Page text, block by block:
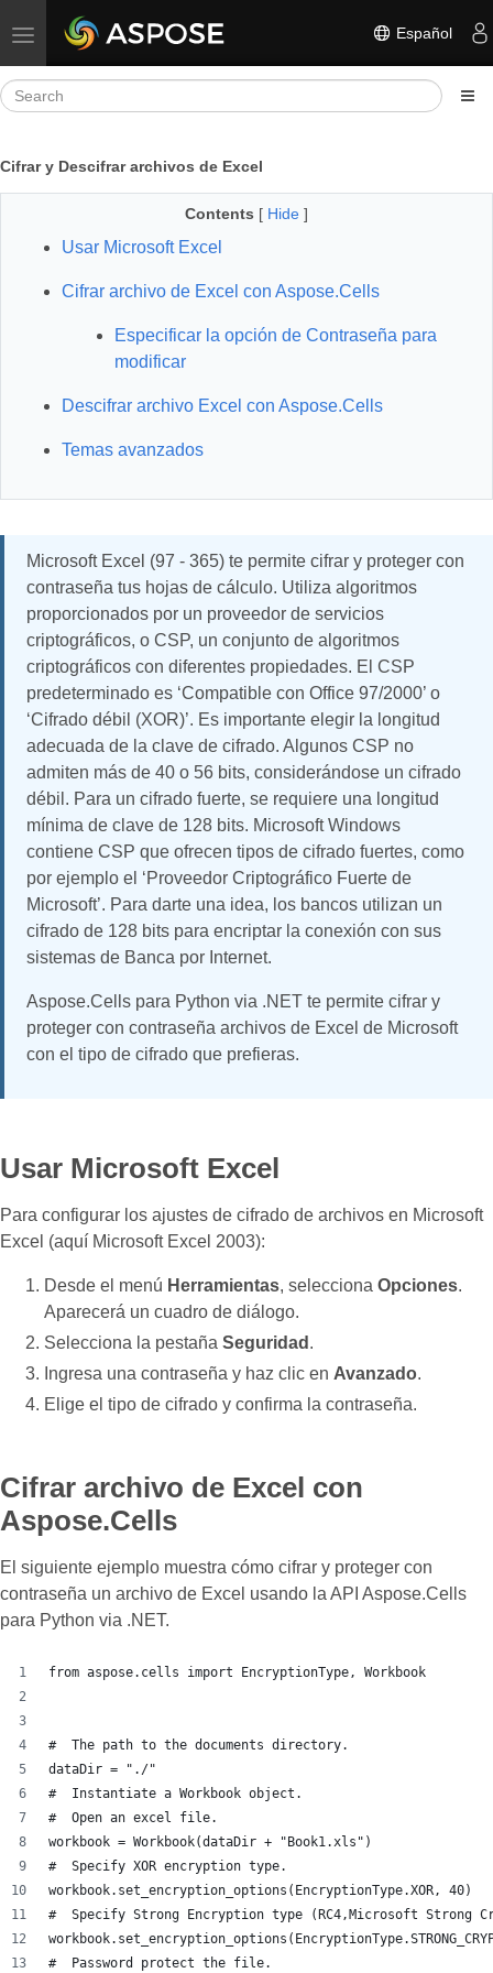
Toggle navigation Español
Cifrar y Descifrar archivos de Excel
Contents [ Hide ]
Usar Microsoft Excel
Cifrar archivo de Excel con Aspose.Cells
Especificar la opción de Contraseña para
modificar
Descifrar archivo Excel con Aspose.Cells
Temas avanzados
Microsoft Excel (97 - 365) te permite cifrar y proteger con
contraseña tus hojas de cálculo. Utiliza algoritmos
proporcionados por un proveedor de servicios
criptográficos, o CSP, un conjunto de algoritmos
criptográficos con diferentes propiedades. El CSP
predeterminado es ‘Compatible con Office 97/2000’ o
‘Cifrado débil (XOR)’. Es importante elegir la longitud
adecuada de la clave de cifrado. Algunos CSP no
admiten más de 40 o 56 bits, considerándose un cifrado
débil. Para un cifrado fuerte, se requiere una longitud
mínima de clave de 128 bits. Microsoft Windows
contiene CSP que ofrecen tipos de cifrado fuertes, como
por ejemplo el ‘Proveedor Criptográfico Fuerte de
Microsoft’. Para darte una idea, los bancos utilizan un
cifrado de 128 bits para encriptar la conexión con sus
sistemas de Banca por Internet.
Aspose.Cells para Python via .NET te permite cifrar y
proteger con contraseña archivos de Excel de Microsoft
con el tipo de cifrado que prefieras.
Usar Microsoft Excel
Para configurar los ajustes de cifrado de archivos en Microsoft
Excel (aquí Microsoft Excel 2003):
Desde el menú Herramientas, selecciona Opciones.
Aparecerá un cuadro de diálogo.
Selecciona la pestaña Seguridad .
Ingresa una contraseña y haz clic en Avanzado.
Elige el tipo de cifrado y confirma la contraseña.
Cifrar archivo de Excel con
Aspose.Cells
El siguiente ejemplo muestra cómo cifrar y proteger con
contraseña un archivo de Excel usando la API Aspose.Cells
para Python via .NET.
from aspose.cells import EncryptionType, Workbook
#  The path to the documents directory.
dataDir = "./"
#  Instantiate a Workbook object.
#  Open an excel file.
workbook = Workbook(dataDir + "Book1.xls")
#  Specify XOR encryption type.
workbook.set_encryption_options(EncryptionType.XOR, 40)
#  Specify Strong Encryption type (RC4,Microsoft Strong
#  Password protect the file.